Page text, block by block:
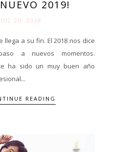
2019!
DIC 20. 2018
llega a su fin. El 2018 nos dice
a nuevos momentos.
ha sido un muy buen año
READING